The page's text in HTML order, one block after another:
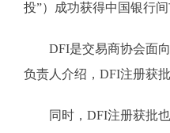
投”）成功获得中国银行
DFI是交易商协会面向
负责人介绍，DFI注册获
同时，DFI注册获批也